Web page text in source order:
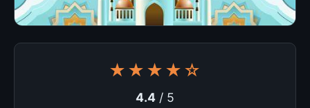
★★★★☆
4.4 / 5